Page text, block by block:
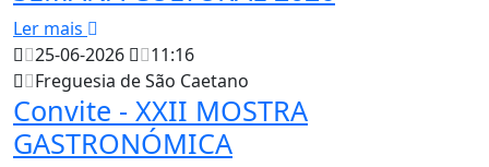
Ler mais
25-06-2026
11:16
Freguesia de São Caetano
Convite - XXII MOSTRA
GASTRONÓMICA